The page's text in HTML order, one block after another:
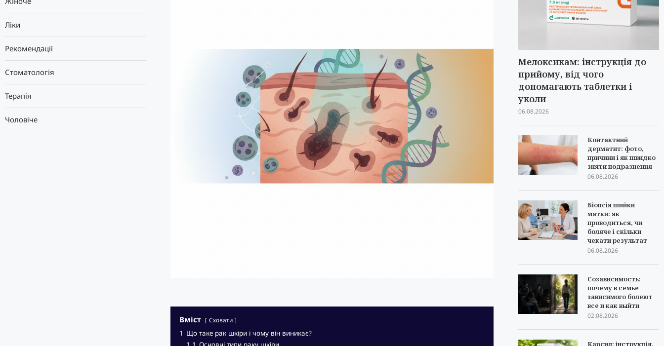
Вміст Сховати
1 Що таке рак шкіри і чому він виникає?
Мелоксикам: інструкція до
прийому, від чого
допомагають таблетки і
уколи
06.08.2026
Контактний
дерматит: фото,
причини і як швидко
зняти подразнення
06.08.2026
Біопсія шийки
матки: як
проводиться, чи
боляче і скільки
чекати результат
06.08.2026
Созависимость:
почему в семье
зависимого болеют
все и как выйти
02.08.2026
Карсил: інструкція,
Ліки
Рекомендації
Стоматологія
Терапія
Чоловіче